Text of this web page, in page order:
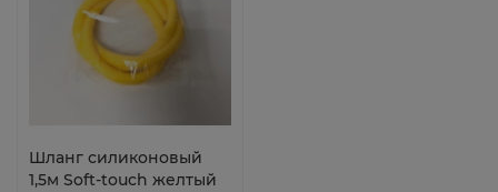
Шланг силиконовый
1,5м Soft-touch желтый